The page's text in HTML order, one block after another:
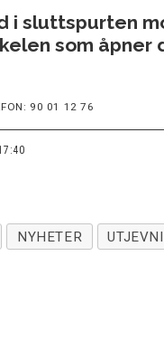
i sluttspurten
som åpner
90 01 12 76
NYHETER